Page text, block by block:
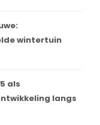
wintertuin
als
langs